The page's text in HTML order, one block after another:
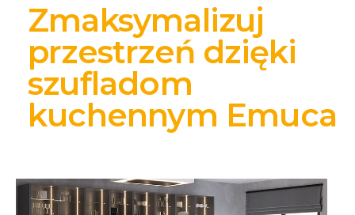
Zmaksymalizuj
przestrzeń dzięki
szufladom
kuchennym Emuca